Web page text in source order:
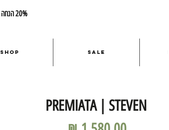
PREMIATA | STEVEN
20% הנחה - קוד קופון: MC2
Shop Sale